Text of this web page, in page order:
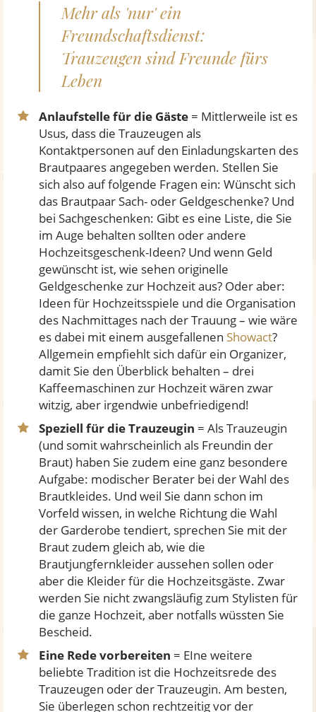
Mehr als 'nur' ein
Freundschaftsdienst:
Trauzeugen sind Freunde fürs
Leben
Anlaufstelle für die Gäste = Mittlerweile ist es
Usus, dass die Trauzeugen als
Kontaktpersonen auf den Einladungskarten des
Brautpaares angegeben werden. Stellen Sie
sich also auf folgende Fragen ein: Wünscht sich
das Brautpaar Sach- oder Geldgeschenke? Und
bei Sachgeschenken: Gibt es eine Liste, die Sie
im Auge behalten sollten oder andere
Hochzeitsgeschenk-Ideen? Und wenn Geld
gewünscht ist, wie sehen originelle
Geldgeschenke zur Hochzeit aus? Oder aber:
Ideen für Hochzeitsspiele und die Organisation
des Nachmittages nach der Trauung – wie wäre
es dabei mit einem ausgefallenen Showact?
Allgemein empfiehlt sich dafür ein Organizer,
damit Sie den Überblick behalten – drei
Kaffeemaschinen zur Hochzeit wären zwar
witzig, aber irgendwie unbefriedigend!
Speziell für die Trauzeugin = Als Trauzeugin
(und somit wahrscheinlich als Freundin der
Braut) haben Sie zudem eine ganz besondere
Aufgabe: modischer Berater bei der Wahl des
Brautkleides. Und weil Sie dann schon im
Vorfeld wissen, in welche Richtung die Wahl
der Garderobe tendiert, sprechen Sie mit der
Braut zudem gleich ab, wie die
Brautjungfernkleider aussehen sollen oder
aber die Kleider für die Hochzeitsgäste. Zwar
werden Sie nicht zwangsläufig zum Stylisten für
die ganze Hochzeit, aber notfalls wüssten Sie
Bescheid.
Eine Rede vorbereiten = EIne weitere
beliebte Tradition ist die Hochzeitsrede des
Trauzeugen oder der Trauzeugin. Am besten,
Sie überlegen schon rechtzeitig vor der